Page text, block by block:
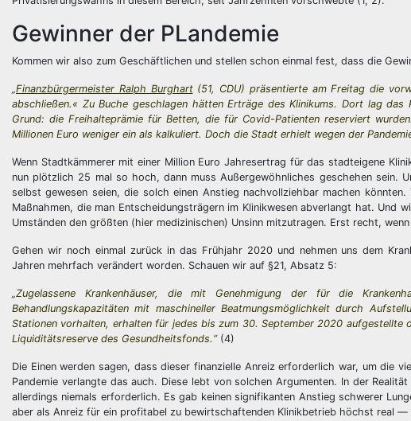
Gewinner der PLandemie
Kommen wir also zum Geschäftlichen und stellen schon einmal fest, dass die
„Finanzbürgermeister Ralph Burghart(51, CDU) präsentierte am Freitag die
abschließen.« Zu Buche geschlagen hätten Erträge des Klinikums. Dort lag
Grund: die Freihalteprämie für Betten, die für Covid-Patienten reserviert
Millionen Euro weniger ein als kalkuliert. Doch die Stadt erhielt wegen der
Wenn Stadtkämmerer mit einer Million Euro Jahresertrag für das stadteigene
nun plötzlich 25 mal so hoch, dann muss Außergewöhnliches geschehen sein.
selbst gewesen seien, die solch einen Anstieg nachvollziehbar machen
Maßnahmen, die man Entscheidungsträgern im Klinikwesen abverlangt hat.
Umständen den größten (hier medizinischen) Unsinn mitzutragen. Erst recht,
Gehen wir noch einmal zurück in das Frühjahr 2020 und nehmen uns dem
Jahren mehrfach verändert worden. Schauen wir auf §21, Absatz 5:
„Zugelassene Krankenhäuser, die mit Genehmigung der für die
Behandlungskapazitäten mit maschineller Beatmungsmöglichkeit durch
Stationen vorhalten, erhalten für jedes bis zum 30. September 2020
Liquiditätsreserve des Gesundheitsfonds.“(4)
Die Einen werden sagen, dass dieser finanzielle Anreiz erforderlich war, um die
Pandemie verlangte das auch. Diese lebt von solchen Argumenten. In der
allerdings niemals erforderlich. Es gab keinen signifikanten Anstieg schwerer
aber als Anreiz für ein profitabel zu bewirtschaftenden Klinikbetrieb höchst real